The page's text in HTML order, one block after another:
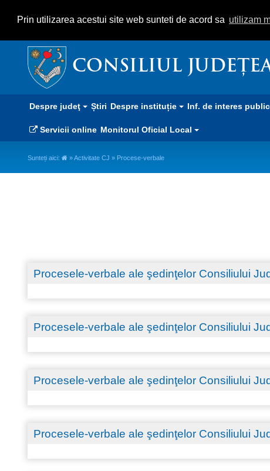
Prin utilizarea acestui site web sunteti de acord sa utilizam
CONSILIUL
Despre judeţ Știri Despre instituție Inf. de interes public
Servicii online Monitorul Oficial Local
Sunteți aici: »Activitate CJ » Procese-verbale
Procesele-verbale ale şedinţelor Consiliului
Procesele-verbale ale şedinţelor Consiliului
Procesele-verbale ale şedinţelor Consiliului
Procesele-verbale ale şedinţelor Consiliului